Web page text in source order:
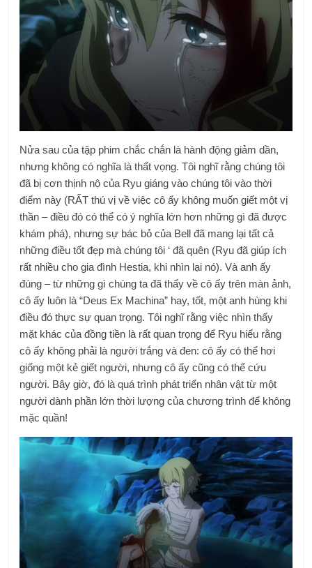
Nửa sau của tập phim chắc chắn là hành động giảm dần,
nhưng không có nghĩa là thất vọng. Tôi nghĩ rằng chúng tôi
đã bị cơn thịnh nộ của Ryu giáng vào chúng tôi vào thời
điểm này (RẤT thú vị về việc cô ấy không muốn giết một vị
thần – điều đó có thể có ý nghĩa lớn hơn những gì đã được
khám phá), nhưng sự bác bỏ của Bell đã mang lại tất cả
những điều tốt đẹp mà chúng tôi ‘ đã quên (Ryu đã giúp ích
rất nhiều cho gia đình Hestia, khi nhìn lại nó). Và anh ấy
đúng – từ những gì chúng ta đã thấy về cô ấy trên màn ảnh,
cô ấy luôn là “Deus Ex Machina” hay, tốt, một anh hùng khi
điều đó thực sự quan trọng. Tôi nghĩ rằng việc nhìn thấy
mặt khác của đồng tiền là rất quan trọng để Ryu hiểu rằng
cô ấy không phải là người trắng và đen: cô ấy có thể hơi
giống một kẻ giết người, nhưng cô ấy cũng có thể cứu
người. Bây giờ, đó là quá trình phát triển nhân vật từ một
người dành phần lớn thời lượng của chương trình để không
mặc quần!